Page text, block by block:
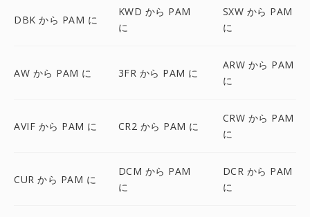
DBK から PAM に
KWD から PAM
に
SXW から PAM
に
AW から PAM に 3FR から PAM に
ARW から PAM
に
AVIF から PAM に CR2 から PAM に
CRW から PAM
に
CUR から PAM に
DCM から PAM
に
DCR から PAM
に